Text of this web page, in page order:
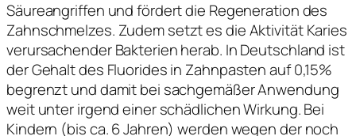
Säureangriffen und fördert die Regeneration des
Zahnschmelzes. Zudem setzt es die Aktivität Karies
verursachender Bakterien herab. In Deutschland ist
der Gehalt des Fluorides in Zahnpasten auf 0,15%
begrenzt und damit bei sachgemäßer Anwendung
weit unter irgend einer schädlichen Wirkung. Bei
Kindern (bis ca. 6 Jahren) werden wegen der noch